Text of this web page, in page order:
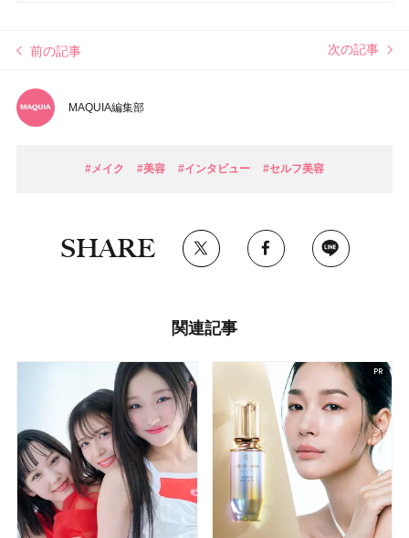
前の記事 次の記事
MAQUIA編集部
#メイク #美容 #インタビュー #セルフ美容
SHARE
関連記事